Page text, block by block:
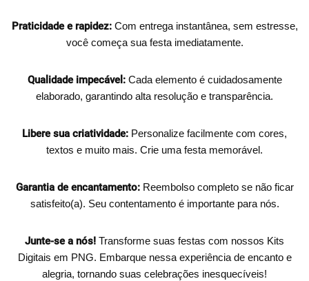
Praticidade e rapidez:Com entrega instantânea, sem estresse,
você começa sua festa imediatamente.
Qualidade impecável:Cada elemento é cuidadosamente
elaborado, garantindo alta resolução e transparência.
Libere sua criatividade: Personalize facilmente com cores,
textos e muito mais. Crie uma festa memorável.
Garantia de encantamento:Reembolso completo se não ficar
satisfeito(a). Seu contentamento é importante para nós.
Junte-se a nós! Transforme suas festas com nossos Kits
Digitais em PNG. Embarque nessa experiência de encanto e
alegria, tornando suas celebrações inesquecíveis!